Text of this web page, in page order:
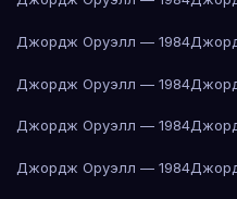
Джордж Оруэлл — 1984
Джордж Оруэлл — 1984
Джордж Оруэлл — 1984
Джордж Оруэлл — 1984